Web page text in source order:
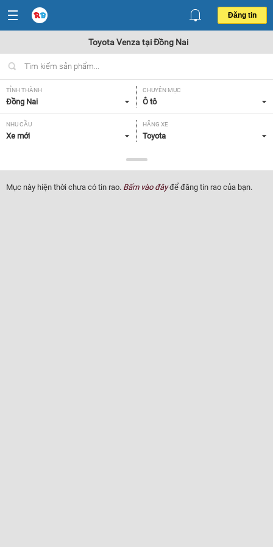
Đăng tin
Toyota Venza tại Đồng Nai
TỈNH THÀNH
Đồng Nai
CHUYÊN MỤC
Ô tô
NHU CẦU
Xe mới
HÃNG XE
Toyota
Venza
NĂM SẢN XUẤT
Tất cả
GIÁ XE XUẤT XỨ
Mục này hiện thời chưa có tin rao. Bấm vào đâyđể đăng tin rao của bạn.